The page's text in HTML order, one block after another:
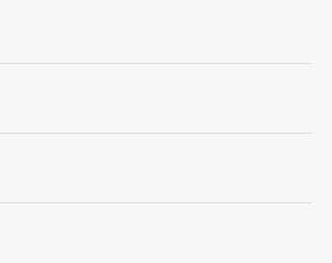
へ
/インデックス
参画